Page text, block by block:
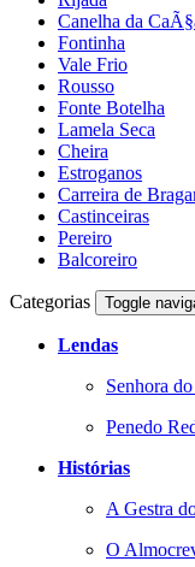
Canelha da
Fontinha
Vale Frio
Rousso
Fonte Botelha
Lamela Seca
Cheira
Estroganos
Carreira de
Castinceiras
Pereiro
Balcoreiro
Categorias Toggle
Lendas
Senhora
Penedo
Histórias
A Gestra
O